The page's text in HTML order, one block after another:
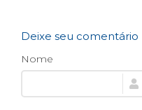
Deixe seu comentário
Nome